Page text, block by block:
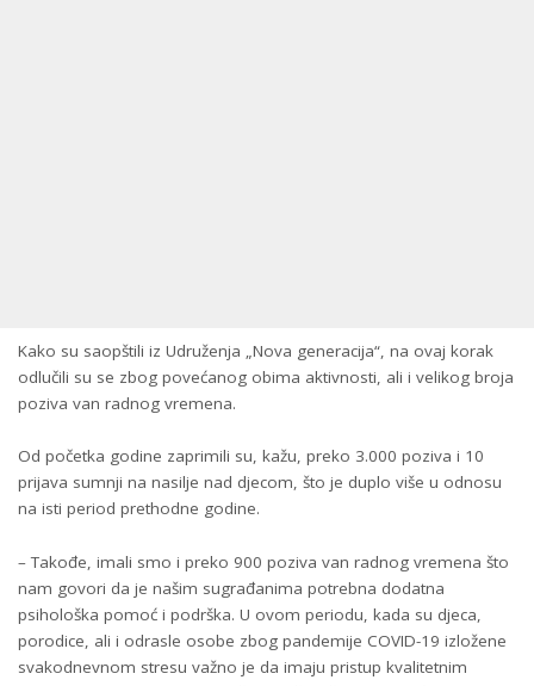
Kako su saopštili iz Udruženja „Nova generacija“, na ovaj korak
odlučili su se zbog povećanog obima aktivnosti, ali i velikog broja
poziva van radnog vremena.
Od početka godine zaprimili su, kažu, preko 3.000 poziva i 10
prijava sumnji na nasilje nad djecom, što je duplo više u odnosu
na isti period prethodne godine.
– Takođe, imali smo i preko 900 poziva van radnog vremena što
nam govori da je našim sugrađanima potrebna dodatna
psihološka pomoć i podrška. U ovom periodu, kada su djeca,
porodice, ali i odrasle osobe zbog pandemije COVID-19 izložene
svakodnevnom stresu važno je da imaju pristup kvalitetnim